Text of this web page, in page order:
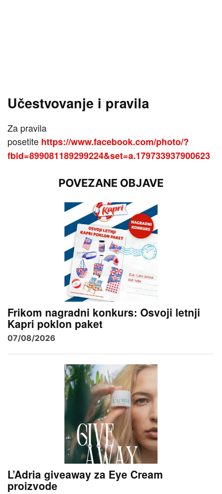
Učestvovanje i pravila
Za pravila
posetite https://www.facebook.com/photo/?
fbid=899081189299224&set=a.179733937900623
POVEZANE OBJAVE
Frikom nagradni konkurs: Osvoji letnji
Kapri poklon paket
07/08/2026
L’Adria giveaway za Eye Cream
proizvode